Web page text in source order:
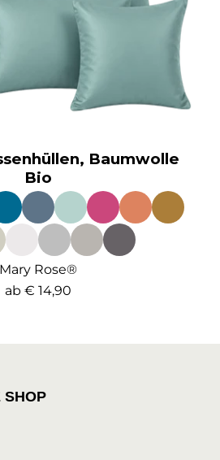
Baumwolle
Bio
Mary Rose®
ab € 14,90
SHOP